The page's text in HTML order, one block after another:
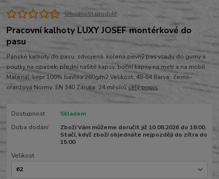
Ohodnotit produkt
Pracovní kalhoty LUXY JOSEF montérkové do
pasu
Pánské kalhoty do pasu, zdvojená kolena,pevný pas vzadu do gumy s
poutky na opasek, přední našité kapsy, boční kapsy na metr a na mobil
Materiál: kepr 100% bavlna 260g/m2 Velikost: 48-64 Barva: černo-
oranžová Normy: EN 340 Záruka: 24 měsíců celý popis
Dostupnost
Skladem
Doba dodání
Zboží Vám můžeme doručit již 10.08.2026 do 18:00.
Stačí, když zboží objednáte nejpozději do zítra do
15:00
Velikost